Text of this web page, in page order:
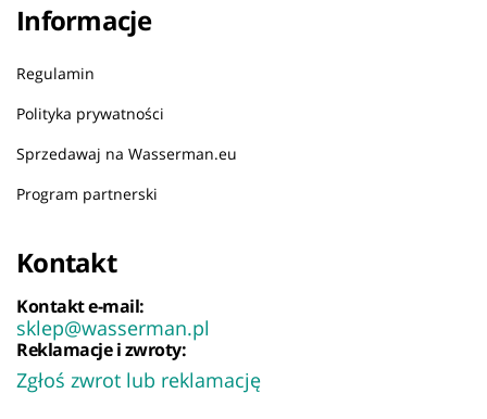
Informacje
Regulamin
Polityka prywatności
Sprzedawaj na Wasserman.eu
Program partnerski
Kontakt
Kontakt e-mail:
sklep@wasserman.pl
Reklamacje i zwroty:
Zgłoś zwrot lub reklamację